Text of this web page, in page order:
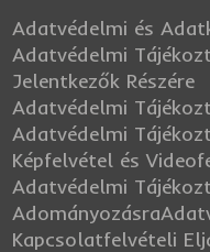
Adatvédelmi és
Adatvédelmi
Jelentkezők Részére
Adatvédelmi
Adatvédelmi
Képfelvétel és
Adatvédelmi
Adományozásra
Kapcsolatfelvételi